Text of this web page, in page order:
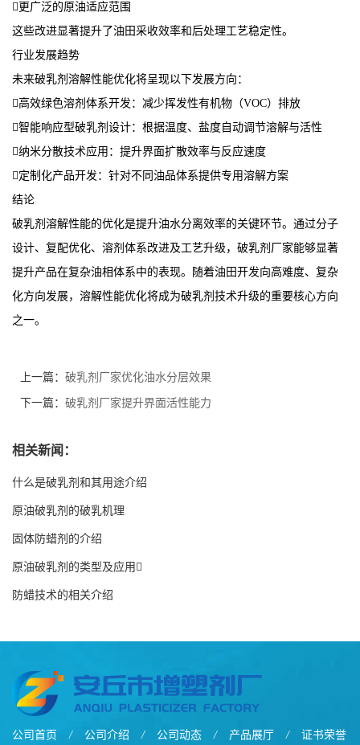
更广泛的原油适应范围
这些改进显著提升了油田采收效率和后处理工艺稳定性。
行业发展趋势
未来破乳剂溶解性能优化将呈现以下发展方向：
高效绿色溶剂体系开发：减少挥发性有机物（VOC）排放
智能响应型破乳剂设计：根据温度、盐度自动调节溶解与活性
纳米分散技术应用：提升界面扩散效率与反应速度
定制化产品开发：针对不同油品体系提供专用溶解方案
结论
破乳剂溶解性能的优化是提升油水分离效率的关键环节。通过分子
设计、复配优化、溶剂体系改进及工艺升级，破乳剂厂家能够显著
提升产品在复杂油相体系中的表现。随着油田开发向高难度、复杂
化方向发展，溶解性能优化将成为破乳剂技术升级的重要核心方向
之一。
上一篇： 破乳剂厂家优化油水分层效果
下一篇： 破乳剂厂家提升界面活性能力
相关新闻：
什么是破乳剂和其用途介绍
原油破乳剂的破乳机理
固体防蜡剂的介绍
原油破乳剂的类型及应用
防蜡技术的相关介绍
公司首页 / 公司介绍 / 公司动态 / 产品展厅 / 证书荣誉